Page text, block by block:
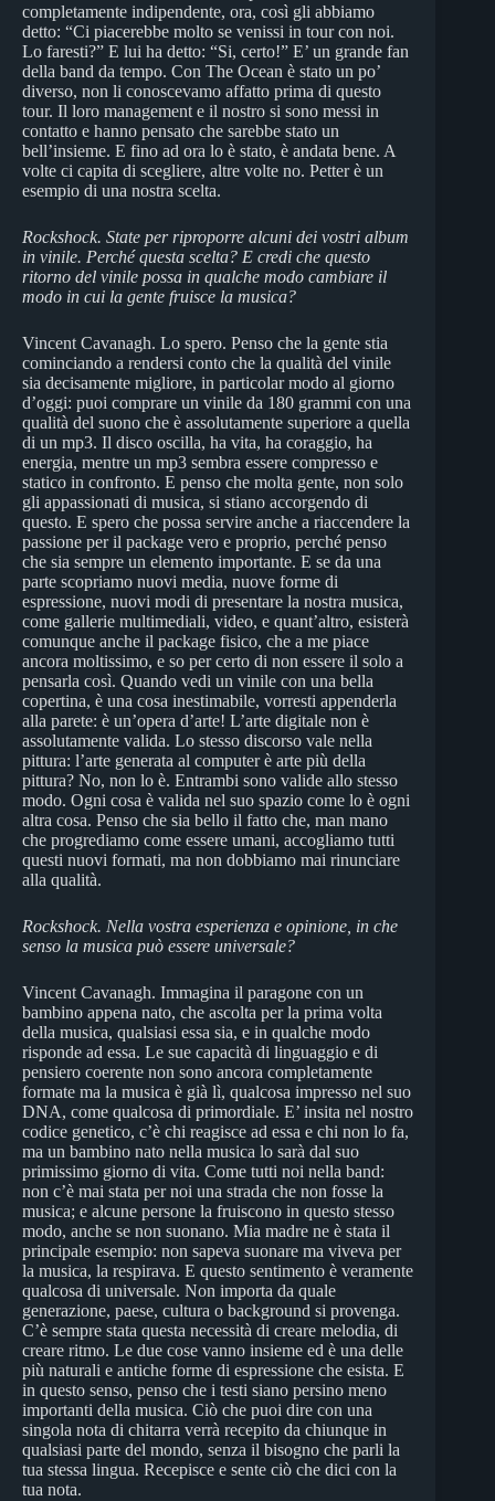
completamente indipendente, ora, così gli abbiamo
detto: “Ci piacerebbe molto se venissi in tour con noi.
Lo faresti?” E lui ha detto: “Si, certo!” E’ un grande fan
della band da tempo. Con The Ocean è stato un po’
diverso, non li conoscevamo affatto prima di questo
tour. Il loro management e il nostro si sono messi in
contatto e hanno pensato che sarebbe stato un
bell’insieme. E fino ad ora lo è stato, è andata bene. A
volte ci capita di scegliere, altre volte no. Petter è un
esempio di una nostra scelta.
Rockshock. State per riproporre alcuni dei vostri album
in vinile. Perché questa scelta? E credi che questo
ritorno del vinile possa in qualche modo cambiare il
modo in cui la gente fruisce la musica?
Vincent Cavanagh. Lo spero. Penso che la gente stia
cominciando a rendersi conto che la qualità del vinile
sia decisamente migliore, in particolar modo al giorno
d’oggi: puoi comprare un vinile da 180 grammi con una
qualità del suono che è assolutamente superiore a quella
di un mp3. Il disco oscilla, ha vita, ha coraggio, ha
energia, mentre un mp3 sembra essere compresso e
statico in confronto. E penso che molta gente, non solo
gli appassionati di musica, si stiano accorgendo di
questo. E spero che possa servire anche a riaccendere la
passione per il package vero e proprio, perché penso
che sia sempre un elemento importante. E se da una
parte scopriamo nuovi media, nuove forme di
espressione, nuovi modi di presentare la nostra musica,
come gallerie multimediali, video, e quant’altro, esisterà
comunque anche il package fisico, che a me piace
ancora moltissimo, e so per certo di non essere il solo a
pensarla così. Quando vedi un vinile con una bella
copertina, è una cosa inestimabile, vorresti appenderla
alla parete: è un’opera d’arte! L’arte digitale non è
assolutamente valida. Lo stesso discorso vale nella
pittura: l’arte generata al computer è arte più della
pittura? No, non lo è. Entrambi sono valide allo stesso
modo. Ogni cosa è valida nel suo spazio come lo è ogni
altra cosa. Penso che sia bello il fatto che, man mano
che progrediamo come essere umani, accogliamo tutti
questi nuovi formati, ma non dobbiamo mai rinunciare
alla qualità.
Rockshock. Nella vostra esperienza e opinione, in che
senso la musica può essere universale?
Vincent Cavanagh. Immagina il paragone con un
bambino appena nato, che ascolta per la prima volta
della musica, qualsiasi essa sia, e in qualche modo
risponde ad essa. Le sue capacità di linguaggio e di
pensiero coerente non sono ancora completamente
formate ma la musica è già lì, qualcosa impresso nel suo
DNA, come qualcosa di primordiale. E’ insita nel nostro
codice genetico, c’è chi reagisce ad essa e chi non lo fa,
ma un bambino nato nella musica lo sarà dal suo
primissimo giorno di vita. Come tutti noi nella band:
non c’è mai stata per noi una strada che non fosse la
musica; e alcune persone la fruiscono in questo stesso
modo, anche se non suonano. Mia madre ne è stata il
principale esempio: non sapeva suonare ma viveva per
la musica, la respirava. E questo sentimento è veramente
qualcosa di universale. Non importa da quale
generazione, paese, cultura o background si provenga.
C’è sempre stata questa necessità di creare melodia, di
creare ritmo. Le due cose vanno insieme ed è una delle
più naturali e antiche forme di espressione che esista. E
in questo senso, penso che i testi siano persino meno
importanti della musica. Ciò che puoi dire con una
singola nota di chitarra verrà recepito da chiunque in
qualsiasi parte del mondo, senza il bisogno che parli la
tua stessa lingua. Recepisce e sente ciò che dici con la
tua nota.